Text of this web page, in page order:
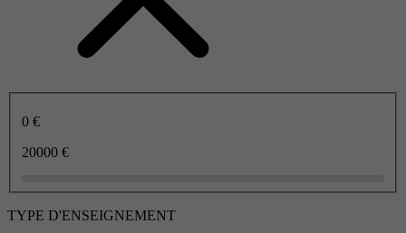
0 €
20000 €
TYPE D'ENSEIGNEMENT